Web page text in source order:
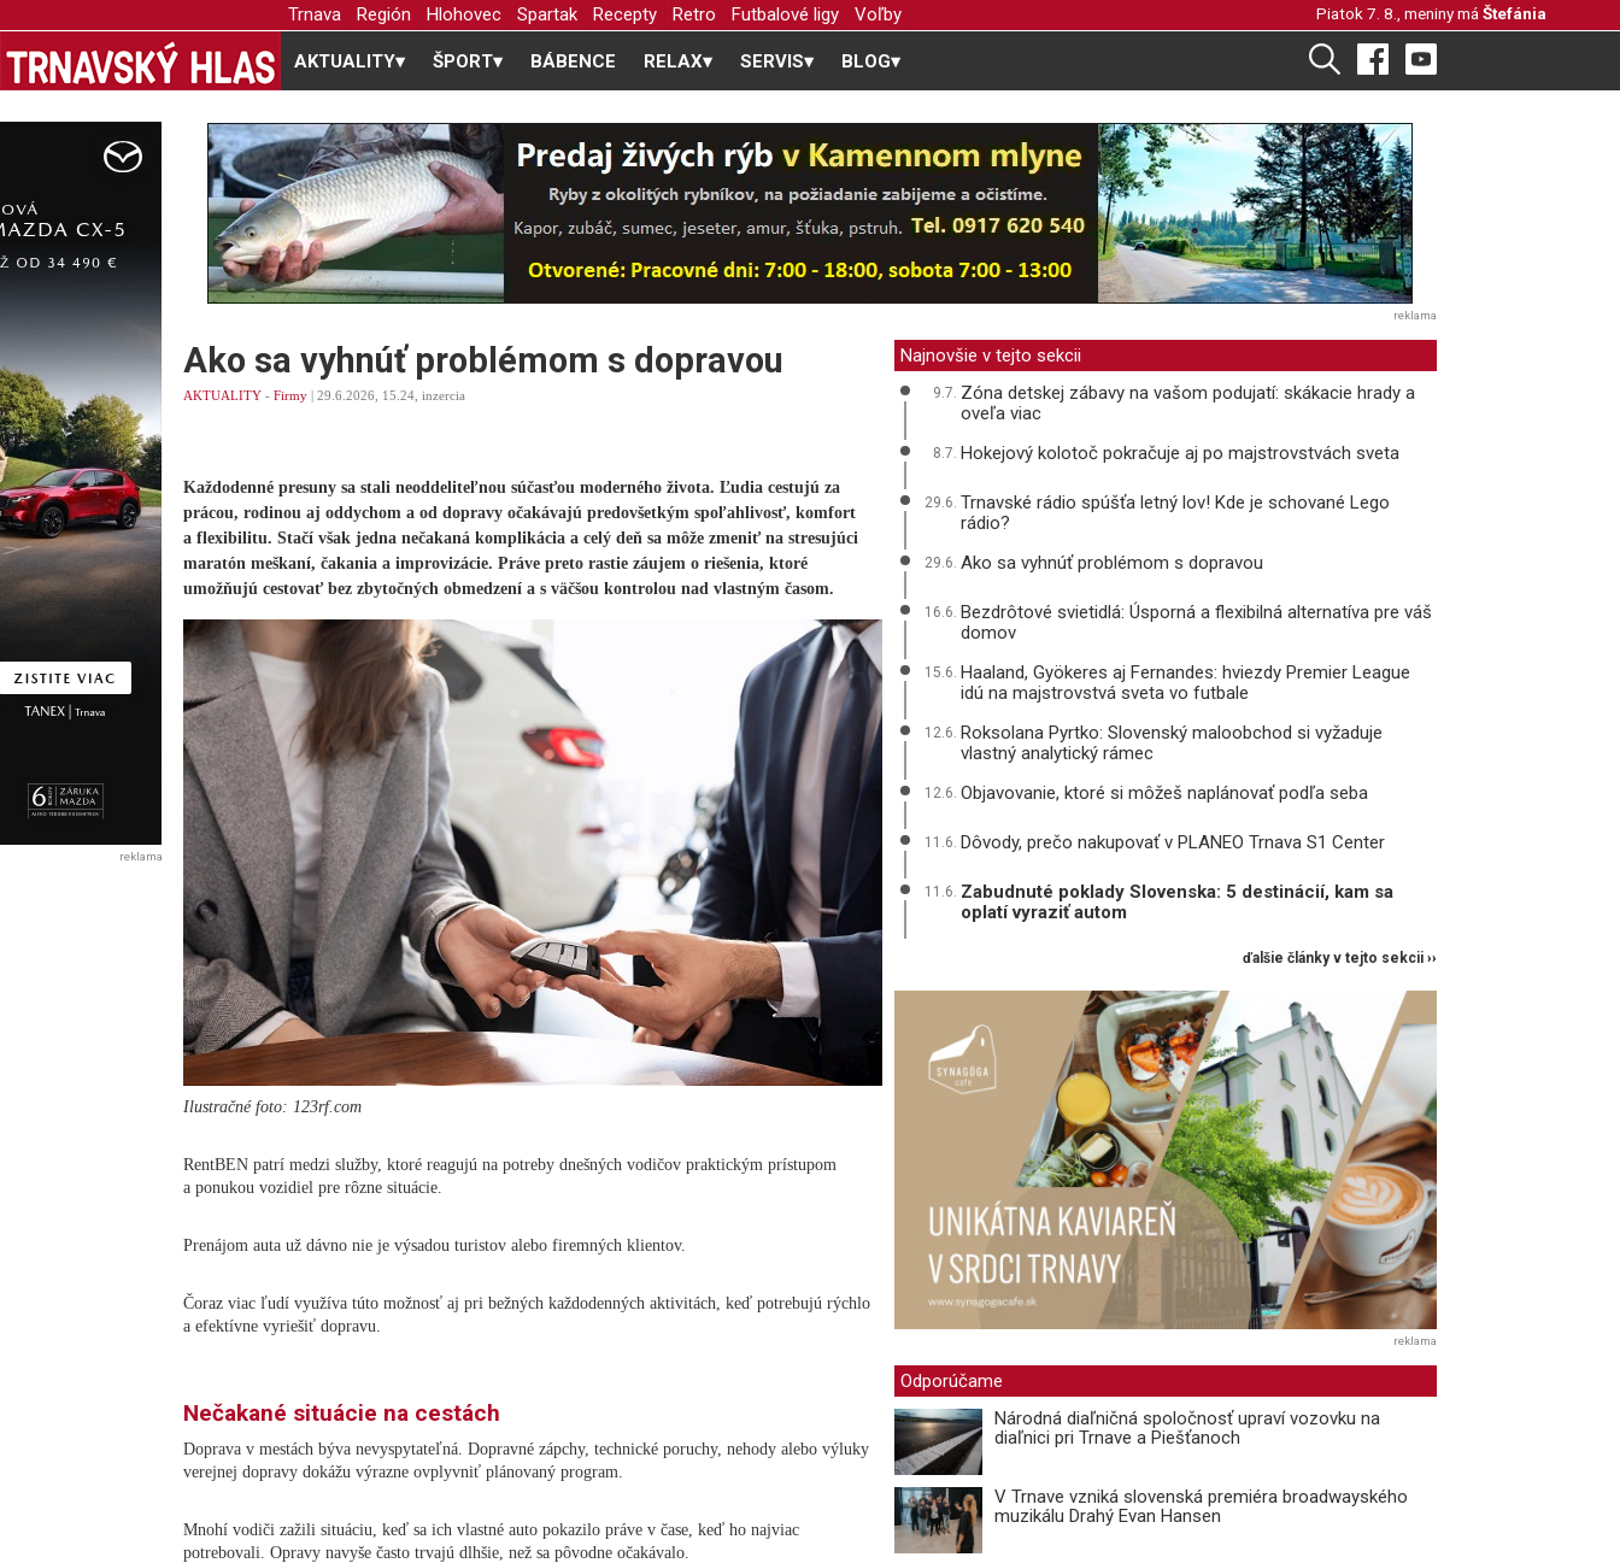
Trnava Región Hlohovec Spartak Recepty Retro Futbalové ligy Voľby Piatok 7. 8., meniny má Štefánia
AKTUALITY▾ ŠPORT▾ BÁBENCE RELAX▾ SERVIS▾ BLOG▾
reklama
Ako sa vyhnúť problémom s dopravou
AKTUALITY - Firmy | 29.6.2026, 15.24, inzercia
Každodenné presuny sa stali neoddeliteľnou súčasťou moderného života. Ľudia cestujú za
prácou, rodinou aj oddychom a od dopravy očakávajú predovšetkým spoľahlivosť, komfort
a flexibilitu. Stačí však jedna nečakaná komplikácia a celý deň sa môže zmeniť na stresujúci
maratón meškaní, čakania a improvizácie. Práve preto rastie záujem o riešenia, ktoré
umožňujú cestovať bez zbytočných obmedzení a s väčšou kontrolou nad vlastným časom.
Ilustračné foto: 123rf.com
RentBEN patrí medzi služby, ktoré reagujú na potreby dnešných vodičov praktickým prístupom
a ponukou vozidiel pre rôzne situácie.
Prenájom auta už dávno nie je výsadou turistov alebo firemných klientov.
Čoraz viac ľudí využíva túto možnosť aj pri bežných každodenných aktivitách, keď potrebujú rýchlo
a efektívne vyriešiť dopravu.
Nečakané situácie na cestách
Doprava v mestách býva nevyspytateľná. Dopravné zápchy, technické poruchy, nehody alebo výluky
verejnej dopravy dokážu výrazne ovplyvniť plánovaný program.
Mnohí vodiči zažili situáciu, keď sa ich vlastné auto pokazilo práve v čase, keď ho najviac
potrebovali. Opravy navyše často trvajú dlhšie, než sa pôvodne očakávalo.
Najnovšie v tejto sekcii
9.7. Zóna detskej zábavy na vašom podujatí: skákacie hrady a
oveľa viac
8.7. Hokejový kolotoč pokračuje aj po majstrovstvách sveta
29.6. Trnavské rádio spúšťa letný lov! Kde je schované Lego
rádio?
29.6. Ako sa vyhnúť problémom s dopravou
16.6. Bezdrôtové svietidlá: Úsporná a flexibilná alternatíva pre váš
domov
15.6. Haaland, Gyökeres aj Fernandes: hviezdy Premier League
idú na majstrovstvá sveta vo futbale
12.6. Roksolana Pyrtko: Slovenský maloobchod si vyžaduje
vlastný analytický rámec
12.6. Objavovanie, ktoré si môžeš naplánovať podľa seba
11.6. Dôvody, prečo nakupovať v PLANEO Trnava S1 Center
11.6. Zabudnuté poklady Slovenska: 5 destinácií, kam sa
oplatí vyraziť autom
ďalšie články v tejto sekcii ››
reklama
Odporúčame
Národná diaľničná spoločnosť upraví vozovku na
diaľnici pri Trnave a Piešťanoch
V Trnave vzniká slovenská premiéra broadwayského
muzikálu Drahý Evan Hansen
reklama